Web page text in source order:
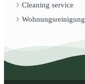
Cleaning service
Wohnungsreinigung